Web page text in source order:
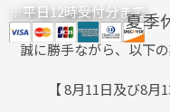
※平日12時受付分まで
夏季
誠に勝手ながら、以下
【 8月11日及び8月